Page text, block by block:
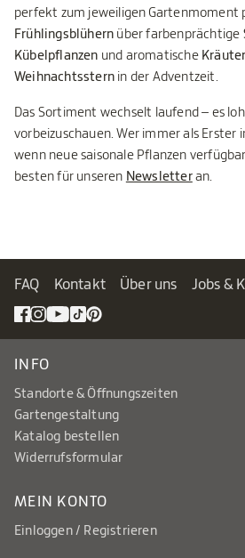
perfekt zum jeweiligen Gartenmoment
Frühlingsblühern über farbenprächtige
Kübelpflanzen und aromatische Kräuter
Weihnachtsstern in der Adventzeit.
Das Sortiment wechselt laufend – es
vorbeizuschauen. Wer immer als
wenn neue saisonale Pflanzen
besten für unseren Newsletteran.
FAQ Kontakt Über uns Jobs &
INFO
Standorte & Öffnungszeiten
Gartengestaltung
Katalog bestellen
Widerrufsformular
MEIN KONTO
Einloggen / Registrieren